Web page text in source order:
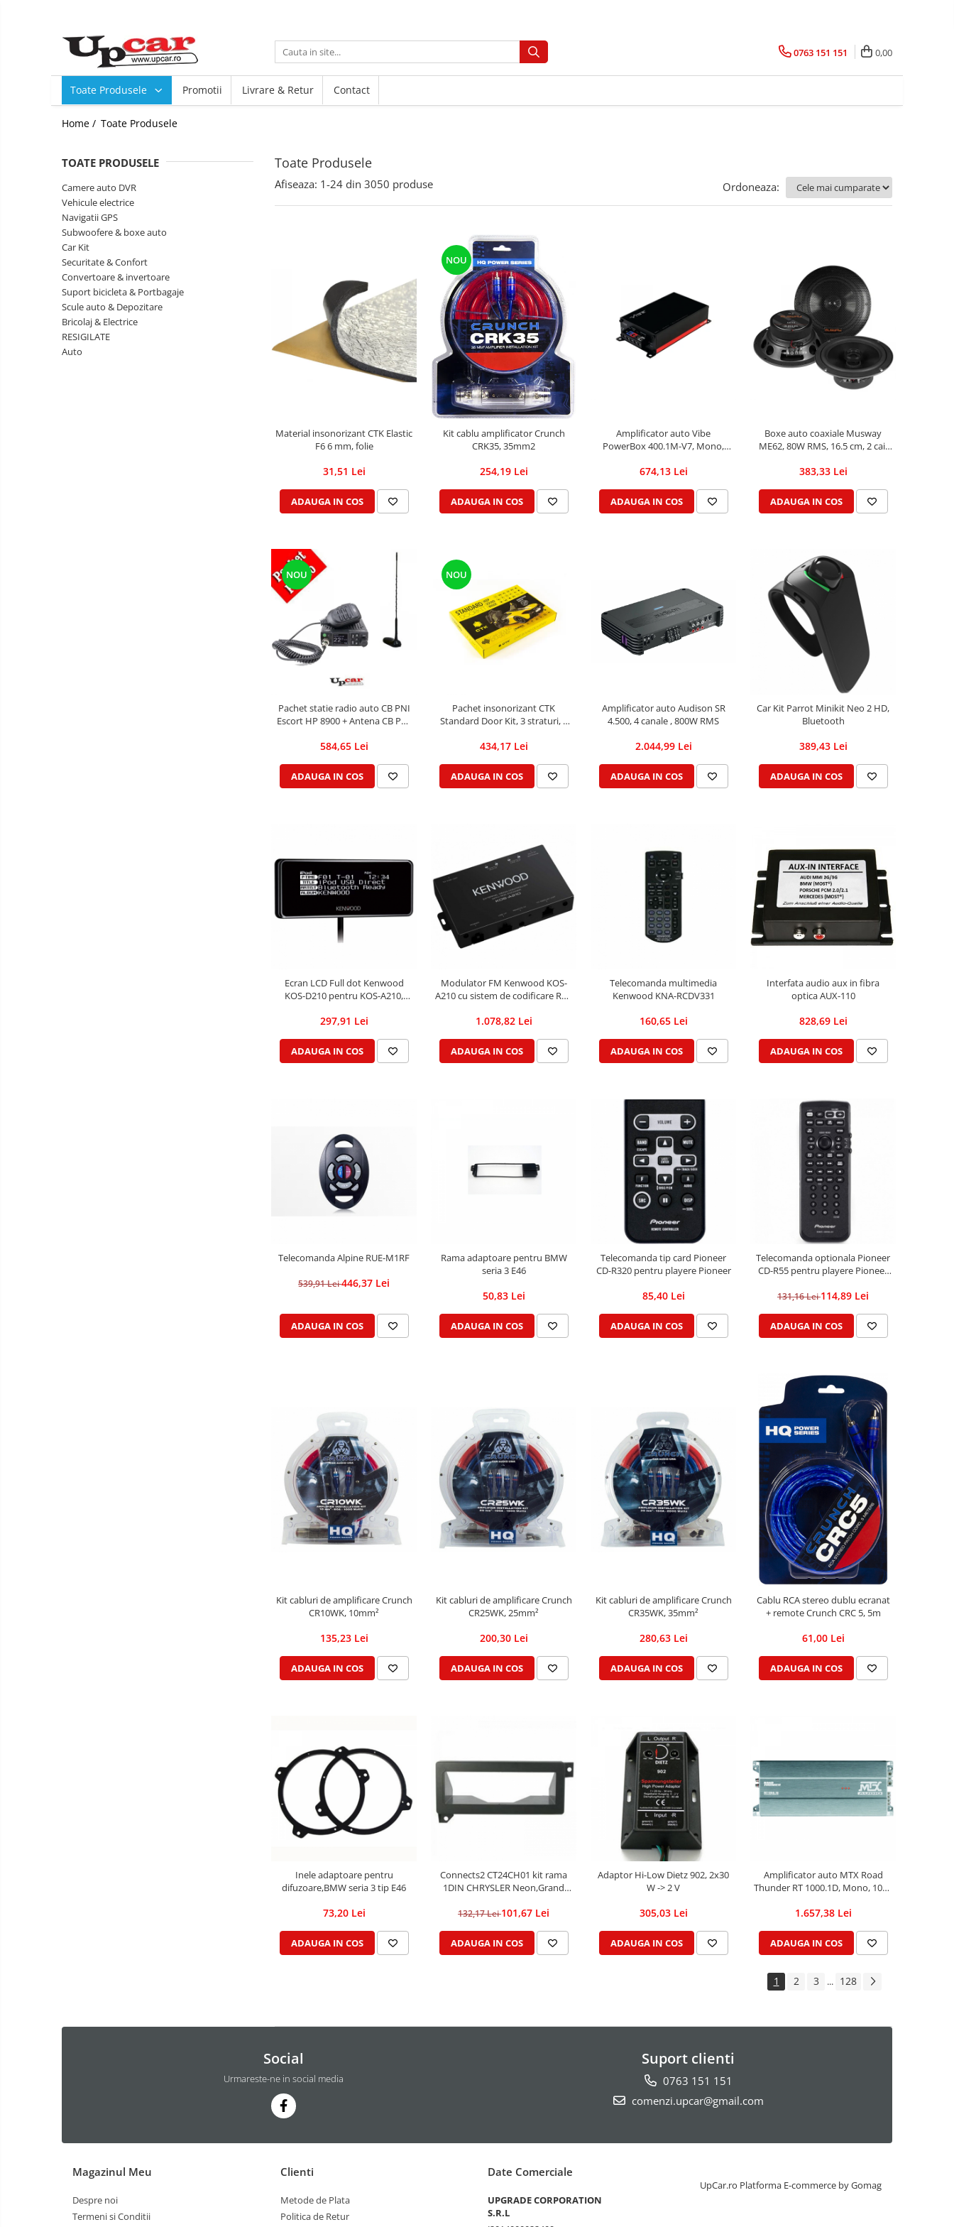
Toate Produsele
Scutere Electrice
Tricicluri Electrice
Mașini Electrice
Masinute Electrice
RESIGILATE
Electrice si Electronice
Aplice si Pendule
Electrocasnice Mici
Audio & Video
0763 151 151 0,00
Toate Produsele Promotii Livrare & Retur Contact
Home / Toate Produsele
Toate Produsele
TOATE PRODUSELE
Camere auto DVR
Vehicule electrice
Navigatii GPS
Subwoofere & boxe auto
Car Kit
Securitate & Confort
Convertoare & invertoare
Suport bicicleta & Portbagaje
Scule auto & Depozitare
Bricolaj & Electrice
RESIGILATE
Auto
Afiseaza: 1-24 din 3050 produse Ordoneaza:
Material insonorizant CTK Elastic
F6 6 mm, folie
31,51 Lei
ADAUGA IN COS
NOU
Kit cablu amplificator Crunch
CRK35, 35mm2
254,19 Lei
ADAUGA IN COS
Amplificator auto Vibe
PowerBox 400.1M-V7, Mono,
674,13 Lei
ADAUGA IN COS
Boxe auto coaxiale Musway
ME62, 80W RMS, 16.5 cm, 2 cai,
383,33 Lei
ADAUGA IN COS
NOU
Pachet statie radio auto CB PNI
Escort HP 8900 + Antena CB PNI
magnetica
584,65 Lei
ADAUGA IN COS
NOU
Pachet insonorizant CTK
Standard Door Kit, 3 straturi, 2
434,17 Lei
ADAUGA IN COS
Amplificator auto Audison SR
4.500, 4 canale , 800W RMS
2.044,99 Lei
ADAUGA IN COS
Car Kit Parrot Minikit Neo 2 HD,
Bluetooth
389,43 Lei
ADAUGA IN COS
Ecran LCD Full dot Kenwood
KOS-D210 pentru KOS-A210,
ecran), Efecte de iluminare
297,91 Lei
ADAUGA IN COS
Modulator FM Kenwood KOS-
A210 cu sistem de codificare RDS
Codificator Radio Text RDS, USB
inclusa
1.078,82 Lei
ADAUGA IN COS
Telecomanda multimedia
Kenwood KNA-RCDV331
160,65 Lei
ADAUGA IN COS
Interfata audio aux in fibra
optica AUX-110
828,69 Lei
ADAUGA IN COS
Telecomanda Alpine RUE-M1RF
539,91 Lei446,37 Lei
ADAUGA IN COS
Rama adaptoare pentru BMW
seria 3 E46
50,83 Lei
ADAUGA IN COS
Telecomanda tip card Pioneer
CD-R320 pentru playere Pioneer
85,40 Lei
ADAUGA IN COS
Telecomanda optionala Pioneer
CD-R55 pentru playere Pioneer
131,16 Lei114,89 Lei
ADAUGA IN COS
Kit cabluri de amplificare Crunch
CR10WK, 10mm²
135,23 Lei
ADAUGA IN COS
Kit cabluri de amplificare Crunch
CR25WK, 25mm²
200,30 Lei
ADAUGA IN COS
Kit cabluri de amplificare Crunch
CR35WK, 35mm²
280,63 Lei
ADAUGA IN COS
Cablu RCA stereo dublu ecranat
+ remote Crunch CRC 5, 5m
61,00 Lei
ADAUGA IN COS
Inele adaptoare pentru
difuzoare,BMW seria 3 tip E46
73,20 Lei
ADAUGA IN COS
Connects2 CT24CH01 kit rama
1DIN CHRYSLER Neon,Grand
132,17 Lei101,67 Lei
ADAUGA IN COS
Adaptor Hi-Low Dietz 902, 2x30
W -> 2 V
305,03 Lei
ADAUGA IN COS
Amplificator auto MTX Road
Thunder RT 1000.1D, Mono, 1000
1.657,38 Lei
ADAUGA IN COS
1 2 3 ... 128
Social
Urmareste-ne in social media
Suport clienti
0763 151 151
comenzi.upcar@gmail.com
Magazinul Meu
Despre noi
Termeni si Conditii
Clienti
Metode de Plata
Politica de Retur
Date Comerciale
UPGRADE CORPORATION
S.R.L
UpCar.ro Platforma E-commerce by Gomag